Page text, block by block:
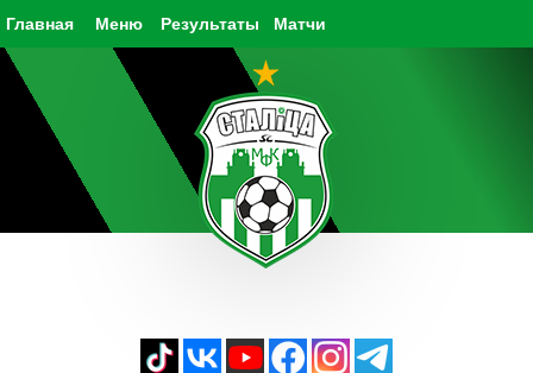
Главная Результаты Матчи
Меню